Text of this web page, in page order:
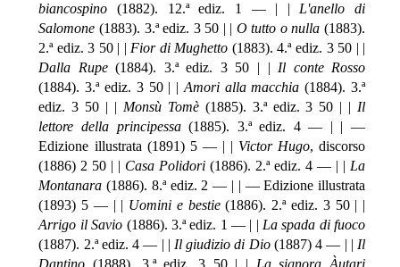
biancospino (1882). 12.ª ediz. 1 — | | L'anello di
Salomone (1883). 3.ª ediz. 3 50 | | O tutto o nulla (1883).
2.ª ediz. 3 50 | | Fior di Mughetto (1883). 4.ª ediz. 3 50 | |
Dalla Rupe(1884). 3.ª ediz. 3 50 | | Il conte Rosso
(1884). 3.ª ediz. 3 50 | | Amori alla macchia (1884). 3.ª
ediz. 3 50 | | Monsù Tomè(1885). 3.ª ediz. 3 50 | | Il
lettore della principessa(1885). 3.ª ediz. 4 — | | —
Edizione illustrata (1891) 5 — | | Victor Hugo, discorso
(1886) 2 50 | | Casa Polidori (1886). 2.ª ediz. 4 — | | La
Montanara (1886). 8.ª ediz. 2 — | | — Edizione illustrata
(1893) 5 — | | Uomini e bestie(1886). 2.ª ediz. 3 50 | |
Arrigo il Savio (1886). 3.ª ediz. 1 — | | La spada di fuoco
(1887). 2.ª ediz. 4 — | | Il giudizio di Dio(1887) 4 — | | Il